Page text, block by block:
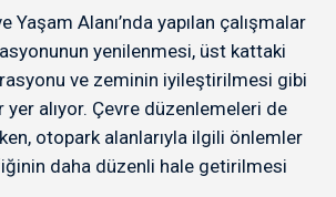
Yaşam Alanı’nda yapılan çalışmalar
yenilenmesi, üst kattaki
ve zeminin iyileştirilmesi gibi
yer alıyor. Çevre düzenlemeleri de
otopark alanlarıyla ilgili önlemler
daha düzenli hale getirilmesi